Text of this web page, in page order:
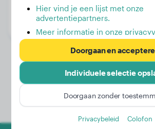
Leeftijd:Hier vind je een lijst met onze
advertentiepartners.
Meer informatie in onze
Doorgaan en
Individuele selectie
Doorgaan zonder
Privacybeleid Colofon